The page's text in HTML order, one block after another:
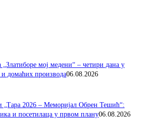
мој медени“ – четири дана у
и домаћих производа06.08.2026
„Тара 2026 – Меморијал Обрен Тешић“:
и посетилаца у првом плану06.08.2026